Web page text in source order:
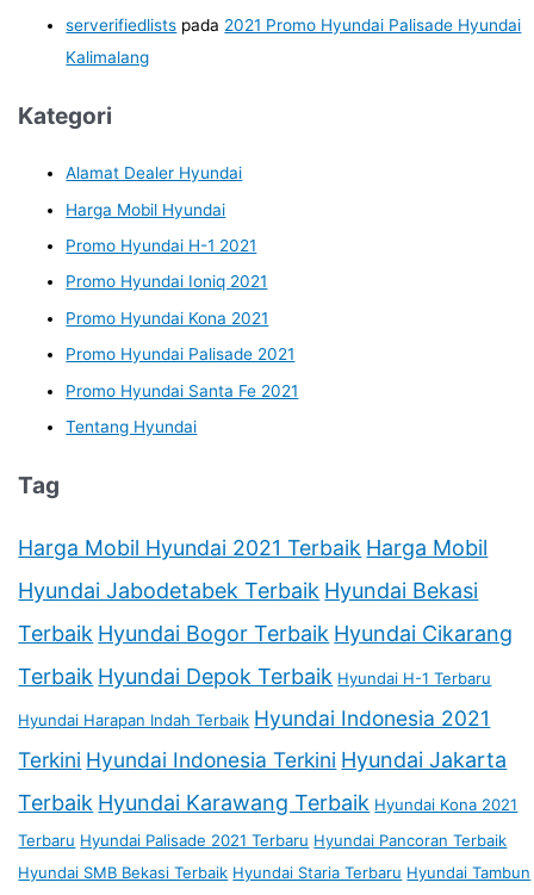
serverifiedlists pada 2021 Promo Hyundai Palisade Hyundai
Kalimalang
Kategori
Alamat Dealer Hyundai
Harga Mobil Hyundai
Promo Hyundai H-1 2021
Promo Hyundai Ioniq 2021
Promo Hyundai Kona 2021
Promo Hyundai Palisade 2021
Promo Hyundai Santa Fe 2021
Tentang Hyundai
Tag
Harga Mobil Hyundai 2021 Terbaik Harga Mobil
Hyundai Jabodetabek Terbaik Hyundai Bekasi
Terbaik Hyundai Bogor Terbaik Hyundai Cikarang
Terbaik Hyundai Depok Terbaik Hyundai H-1 Terbaru
Hyundai Harapan Indah Terbaik Hyundai Indonesia 2021
Terkini Hyundai Indonesia Terkini Hyundai Jakarta
Terbaik Hyundai Karawang Terbaik Hyundai Kona 2021
Terbaru Hyundai Palisade 2021 Terbaru Hyundai Pancoran Terbaik
Hyundai SMB Bekasi Terbaik Hyundai Staria Terbaru Hyundai Tambun